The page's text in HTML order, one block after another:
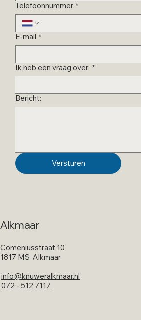
Telefoonnummer *
E-mail *
Ik heb een vraag over: *
Bericht:
Versturen
Alkmaar
Comeniusstraat 10
1817 MS Alkmaar
info@knuweralkmaar.nl
072 - 512 7117